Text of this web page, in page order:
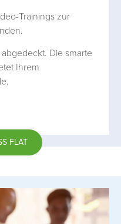
Trainings zur
Die smarte
Ihrem
FLAT